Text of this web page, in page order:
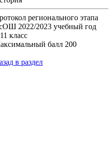
регионального этапа
2022/2023 учебный год
класс
балл 200
в раздел